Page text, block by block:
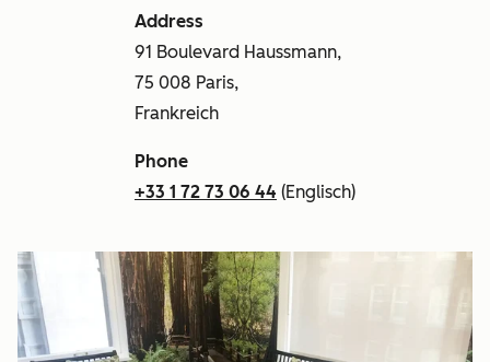
Address
91 Boulevard Haussmann,
75 008 Paris,
Frankreich
Phone
+33 1 72 73 06 44 (Englisch)